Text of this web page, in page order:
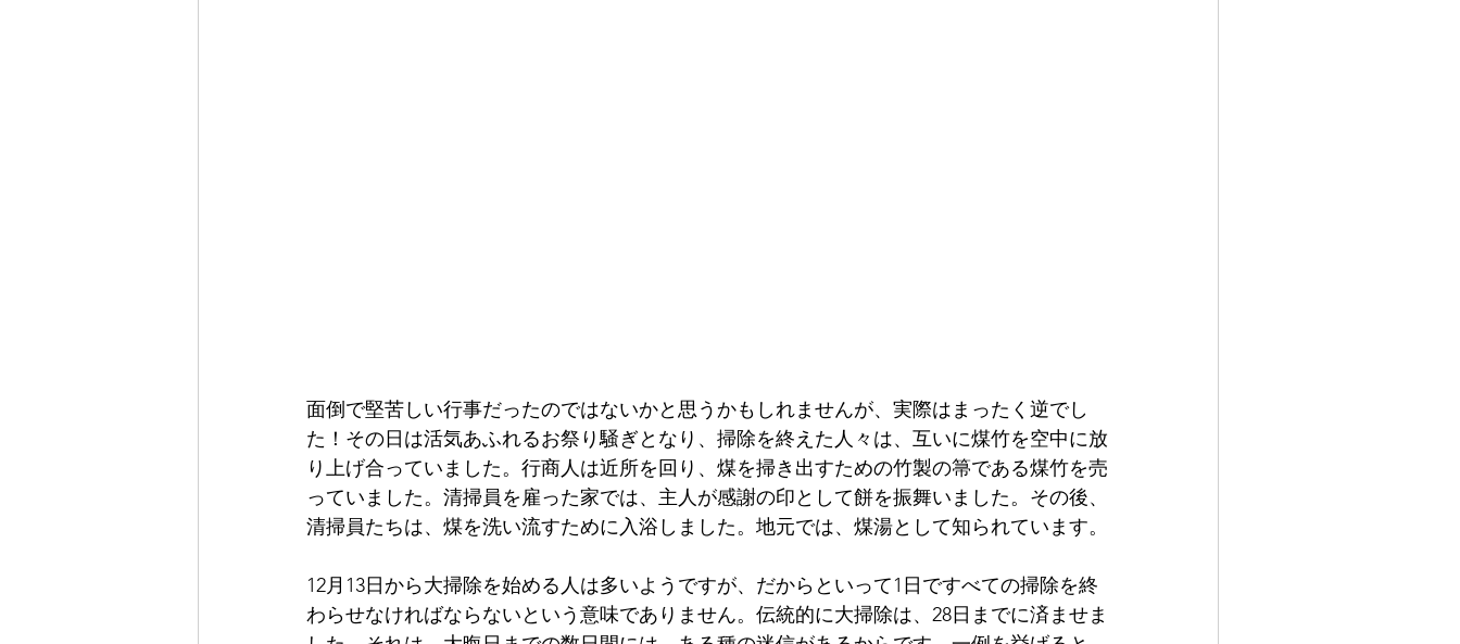
面倒で堅苦しい行事だったのではないかと思うかもしれませんが、実際はまったく逆でし
た！その日は活気あふれるお祭り騒ぎとなり、掃除を終えた人々は、互いに煤竹を空中に放
り上げ合っていました。行商人は近所を回り、煤を掃き出すための竹製の箒である煤竹を売
っていました。清掃員を雇った家では、主人が感謝の印として餅を振舞いました。その後、
清掃員たちは、煤を洗い流すために入浴しました。地元では、煤湯として知られています。
12月13日から大掃除を始める人は多いようですが、だからといって1日ですべての掃除を終
わらせなければならないという意味でありません。伝統的に大掃除は、28日までに済ませま